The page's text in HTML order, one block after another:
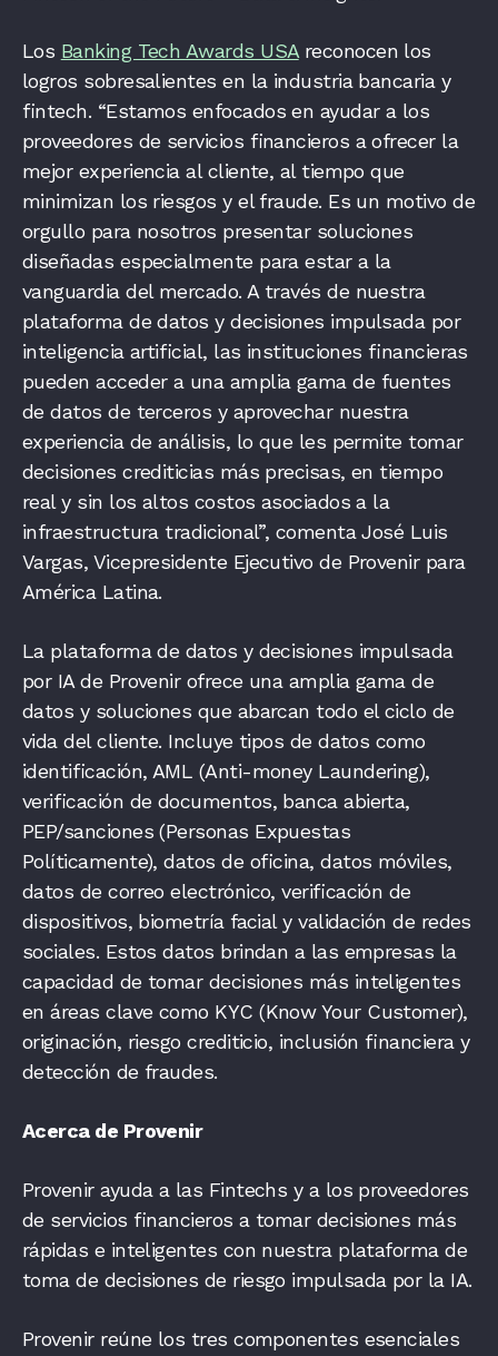
Los Banking Tech Awards USAreconocen los
logros sobresalientes en la industria bancaria y
fintech. “Estamos enfocados en ayudar a los
proveedores de servicios financieros a ofrecer la
mejor experiencia al cliente, al tiempo que
minimizan los riesgos y el fraude. Es un motivo de
orgullo para nosotros presentar soluciones
diseñadas especialmente para estar a la
vanguardia del mercado. A través de nuestra
plataforma de datos y decisiones impulsada por
inteligencia artificial, las instituciones financieras
pueden acceder a una amplia gama de fuentes
de datos de terceros y aprovechar nuestra
experiencia de análisis, lo que les permite tomar
decisiones crediticias más precisas, en tiempo
real y sin los altos costos asociados a la
infraestructura tradicional”, comenta José Luis
Vargas, Vicepresidente Ejecutivo de Provenir para
América Latina.
La plataforma de datos y decisiones impulsada
por IA de Provenir ofrece una amplia gama de
datos y soluciones que abarcan todo el ciclo de
vida del cliente. Incluye tipos de datos como
identificación, AML (Anti-money Laundering),
verificación de documentos, banca abierta,
PEP/sanciones (Personas Expuestas
Políticamente), datos de oficina, datos móviles,
datos de correo electrónico, verificación de
dispositivos, biometría facial y validación de redes
sociales. Estos datos brindan a las empresas la
capacidad de tomar decisiones más inteligentes
en áreas clave como KYC (Know Your Customer),
originación, riesgo crediticio, inclusión financiera y
detección de fraudes.
Acerca de Provenir
Provenir ayuda a las Fintechs y a los proveedores
de servicios financieros a tomar decisiones más
rápidas e inteligentes con nuestra plataforma de
toma de decisiones de riesgo impulsada por la IA.
Provenir reúne los tres componentes esenciales